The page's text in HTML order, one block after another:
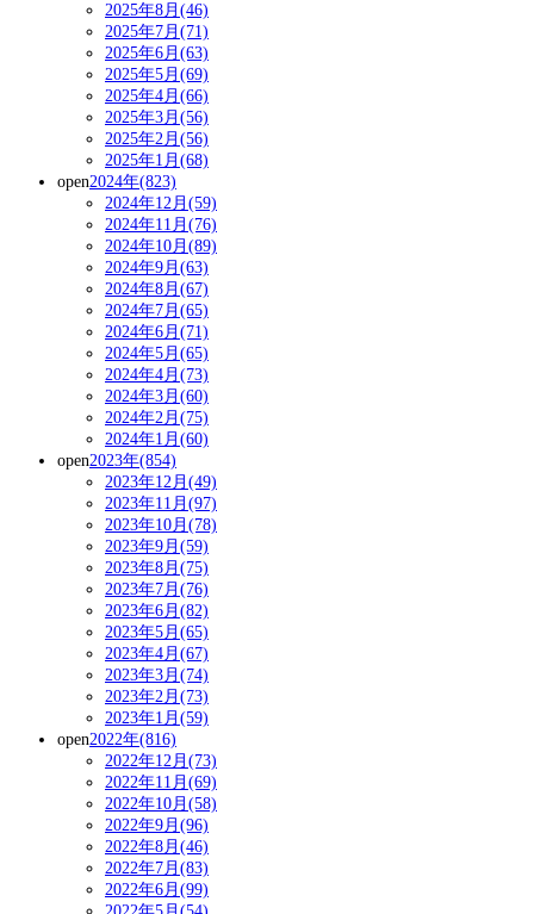
2025年8月(46)
2025年7月(71)
2025年6月(63)
2025年5月(69)
2025年4月(66)
2025年3月(56)
2025年2月(56)
2025年1月(68)
open2024年(823)
2024年12月(59)
2024年11月(76)
2024年10月(89)
2024年9月(63)
2024年8月(67)
2024年7月(65)
2024年6月(71)
2024年5月(65)
2024年4月(73)
2024年3月(60)
2024年2月(75)
2024年1月(60)
open2023年(854)
2023年12月(49)
2023年11月(97)
2023年10月(78)
2023年9月(59)
2023年8月(75)
2023年7月(76)
2023年6月(82)
2023年5月(65)
2023年4月(67)
2023年3月(74)
2023年2月(73)
2023年1月(59)
open2022年(816)
2022年12月(73)
2022年11月(69)
2022年10月(58)
2022年9月(96)
2022年8月(46)
2022年7月(83)
2022年6月(99)